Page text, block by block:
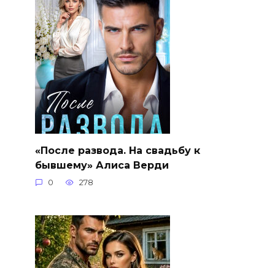
«После развода. На свадьбу к
бывшему» Алиса Верди
0 278